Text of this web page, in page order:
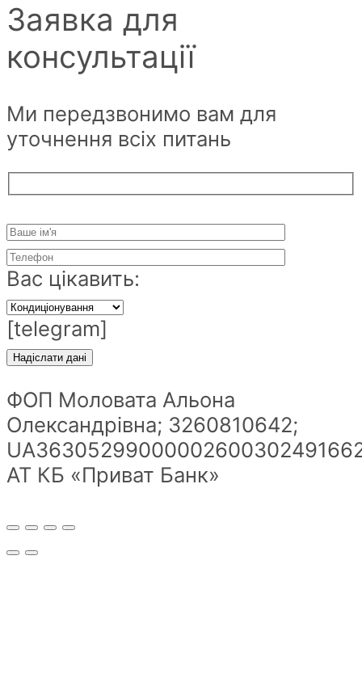
Заявка для
консультації
Ми передзвонимо вам для
уточнення всіх питань
Вас цікавить:
[telegram]
ФОП Моловата Альона
Олександрівна; 3260810642;
АТ КБ «Приват Банк»